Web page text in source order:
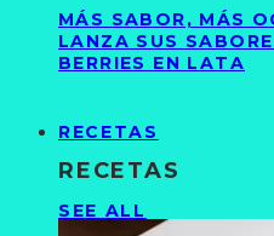
MÁS SABOR, MÁS
LANZA SUS
BERRIES EN LATA
RECETAS
RECETAS
SEE ALL